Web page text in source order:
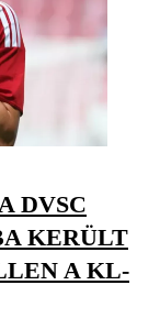
DVSC
KERÜLT
A KL-